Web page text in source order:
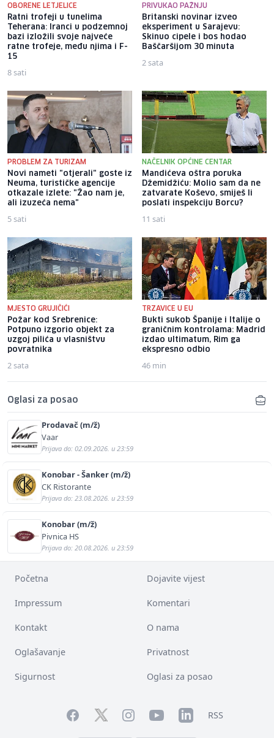
OBORENE LETJELICE
Ratni trofeji u tunelima
Teherana: Iranci u podzemnoj
bazi izložili svoje najveće
ratne trofeje, među njima i F-
15
8 sati
PRIVUKAO PAŽNJU
Britanski novinar izveo
eksperiment u Sarajevu:
Skinuo cipele i bos hodao
Baščaršijom 30 minuta
2 sata
PROBLEM ZA TURIZAM
Novi nameti "otjerali" goste iz
Neuma, turističke agencije
otkazale izlete: "Žao nam je,
ali izuzeća nema"
5 sati
NAČELNIK OPĆINE CENTAR
Mandićeva oštra poruka
Džemidžiću: Molio sam da ne
zatvarate Koševo, smiješ li
poslati inspekciju Borcu?
11 sati
MJESTO GRUJIČIĆI
Požar kod Srebrenice:
Potpuno izgorio objekt za
uzgoj pilića u vlasništvu
povratnika
2 sata
TRZAVICE U EU
Bukti sukob Španije i Italije o
graničnim kontrolama: Madrid
izdao ultimatum, Rim ga
ekspresno odbio
46 min
Oglasi za posao
Prodavač (m/ž)
Vaar
Prijava do: 02.09.2026. u 23:59
Konobar - Šanker (m/ž)
CK Ristorante
Prijava do: 23.08.2026. u 23:59
Konobar (m/ž)
Pivnica HS
Prijava do: 20.08.2026. u 23:59
Početna Dojavite vijest
Impressum Komentari
Kontakt O nama
Oglašavanje Privatnost
Sigurnost Oglasi za posao
FacebookTwitterInstagramYouTubeLinkedInRSS